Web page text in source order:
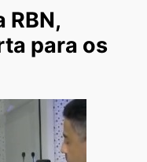
RBN,
para os